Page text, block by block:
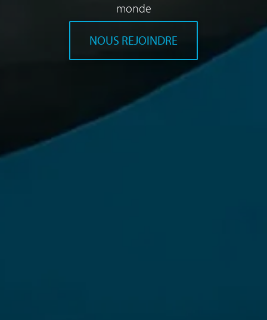
monde
NOUS REJOINDRE